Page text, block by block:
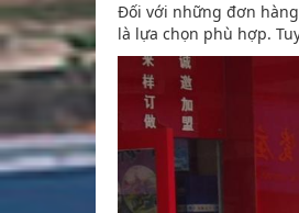
Đối với những đơn
là lựa chọn phù hợp.